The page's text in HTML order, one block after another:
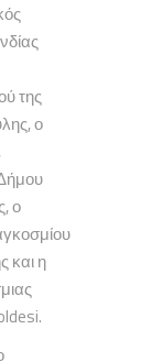
της
ο
ο
και η